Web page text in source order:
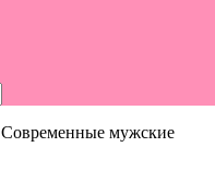
Современные мужские